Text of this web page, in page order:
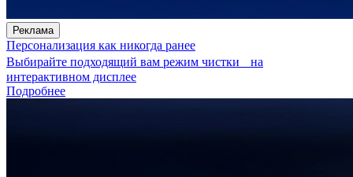
Реклама
Персонализация как никогда ранее
Выбирайте подходящий вам режим чистки на
интерактивном дисплее
Подробнее